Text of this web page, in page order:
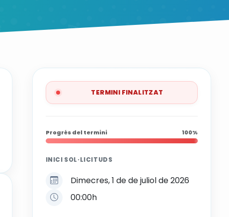
TERMINI FINALITZAT
Progrés del termini 100%
INICI SOL·LICITUDS
Dimecres, 1 de de juliol de 2026
00:00h